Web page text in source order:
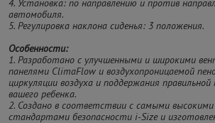
4. Установка: по направлению и против
автомобиля.
5. Регулировка наклона сиденья: 3 положения.
Особенности:
1. Разработано с улучшенными и широкими
панелями ClimaFlow и воздухопроницаемой
циркуляции воздуха и поддержания
вашего ребенка.
2. Создано в соответствии с самыми высокими
стандартами безопасности i-Size и